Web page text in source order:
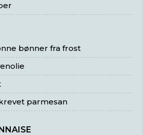
bønner fra frost
parmesan